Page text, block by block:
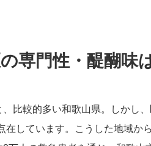
の専門性・醍醐味
比較的多い和歌山県。しかし
在しています。こうした地域